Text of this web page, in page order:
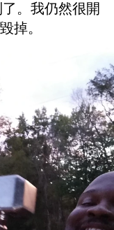
。我仍然很開
掉。